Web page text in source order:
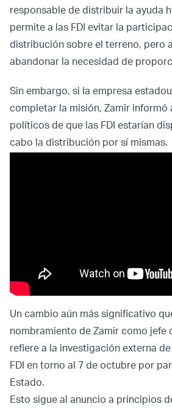
responsable de distribuir la ayuda
permite a las FDI evitar la
distribución sobre el terreno, pero
abandonar la necesidad de
Sin embargo, si la empresa
completar la misión, Zamir informó
políticos de que las FDI estarían
cabo la distribución por sí mismas.
Un cambio aún más significativo
nombramiento de Zamir como jefe
refiere a la investigación externa
FDI en torno al 7 de octubre por
Estado.
Esto sigue al anuncio a principios